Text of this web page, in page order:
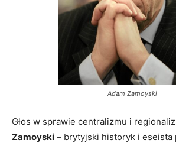
Adam Zamoyski
Głos w sprawie centralizmu i
Zamoyski – brytyjski historyk i eseista